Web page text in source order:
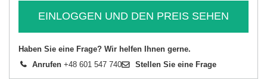
EINLOGGEN UND DEN PREIS SEHEN
Haben Sie eine Frage? Wir helfen Ihnen gerne.
Anrufen +48 601 547 740 Stellen Sie eine Frage